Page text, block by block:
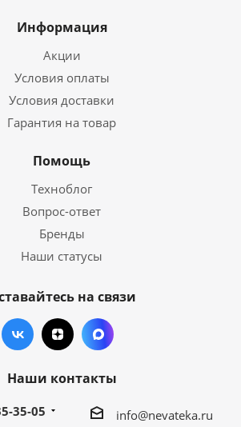
Информация
Акции
Условия оплаты
Условия доставки
Гарантия на товар
Помощь
Техноблог
Вопрос-ответ
Бренды
Наши статусы
на связи
Наши контакты
35-05 info@nevateka.ru